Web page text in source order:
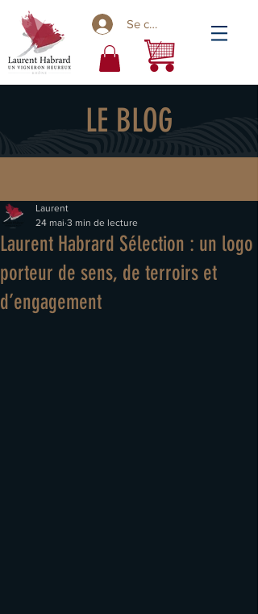
Se connecter
LE BLOG
Laurent Habrard Sélection : un logo
porteur de sens, de terroirs et
d’engagement
Laurent
24 mai 3 min de lecture